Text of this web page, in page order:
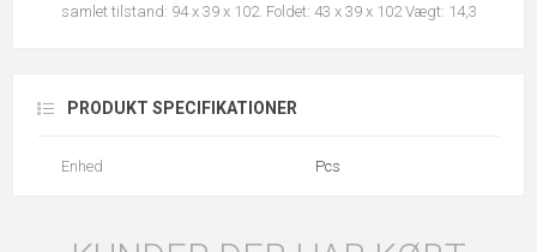
samlet tilstand: 94 x 39 x 102. Foldet: 43 x 39 x 102 Vægt: 14,3
PRODUKT SPECIFIKATIONER
Enhed Pcs